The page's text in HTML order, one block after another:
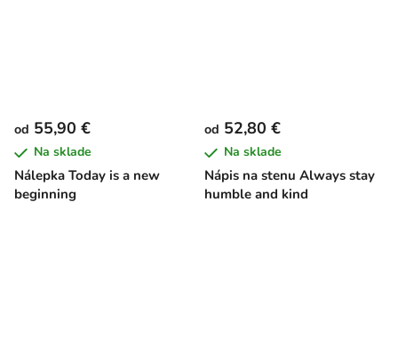
Nálepka Today is a new
beginning
od 55,90 €
Na sklade
Nápis na stenu Always stay
humble and kind
od 52,80 €
Na sklade